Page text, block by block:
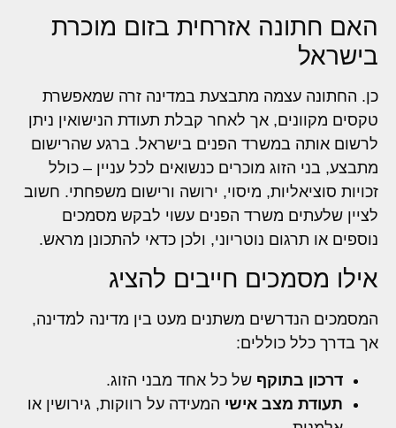
האם חתונה אזרחית בזום מוכרת
בישראל
כן. החתונה עצמה מתבצעת במדינה זרה שמאפשרת
טקסים מקוונים, אך לאחר קבלת תעודת הנישואין ניתן
לרשום אותה במשרד הפנים בישראל. ברגע שהרישום
מתבצע, בני הזוג מוכרים כנשואים לכל עניין – כולל
זכויות סוציאליות, מיסוי, ירושה ורישום משפחתי. חשוב
לציין שלעתים משרד הפנים עשוי לבקש מסמכים
נוספים או תרגום נוטריוני, ולכן כדאי להתכונן מראש.
אילו מסמכים חייבים להציג
המסמכים הנדרשים משתנים מעט בין מדינה למדינה,
אך בדרך כלל כוללים:
דרכון בתוקף של כל אחד מבני הזוג.
תעודת מצב אישי המעידה על רווקות, גירושין או